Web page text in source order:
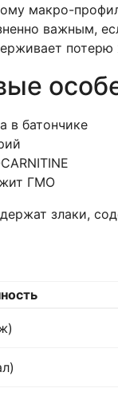
макро-
важным,
в батончике
ГМО
злаки,